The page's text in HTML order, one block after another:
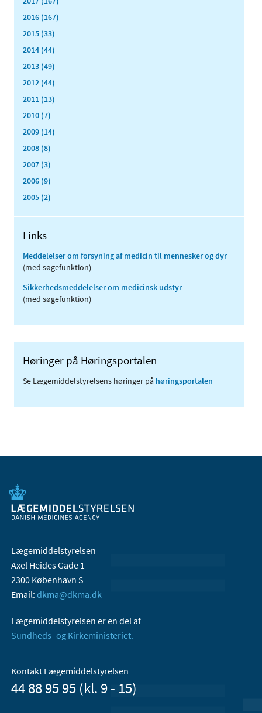
2016 (167)
2015 (33)
2014 (44)
2013 (49)
2012 (44)
2011 (13)
2010 (7)
2009 (14)
2008 (8)
2007 (3)
2006 (9)
2005 (2)
Links
Meddelelser om forsyning af medicin til mennesker og dyr
(med søgefunktion)
Sikkerhedsmeddelelser om medicinsk udstyr
(med søgefunktion)
Høringer på Høringsportalen
Se Lægemiddelstyrelsens høringer på høringsportalen
Lægemiddelstyrelsen
Axel Heides Gade 1
2300 København S
Email: dkma@dkma.dk
Lægemiddelstyrelsen er en del af
Sundheds- og Kirkeministeriet.
Kontakt Lægemiddelstyrelsen
44 88 95 95 (kl. 9 - 15)